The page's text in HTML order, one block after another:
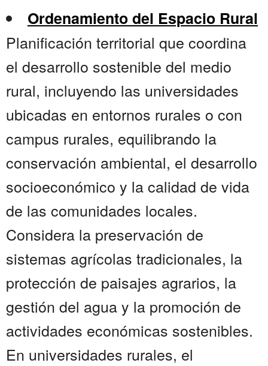
Ordenamiento del Espacio Rural
Planificación territorial que coordina
el desarrollo sostenible del medio
rural, incluyendo las universidades
ubicadas en entornos rurales o con
campus rurales, equilibrando la
conservación ambiental, el desarrollo
socioeconómico y la calidad de vida
de las comunidades locales.
Considera la preservación de
sistemas agrícolas tradicionales, la
protección de paisajes agrarios, la
gestión del agua y la promoción de
actividades económicas sostenibles.
En universidades rurales, el